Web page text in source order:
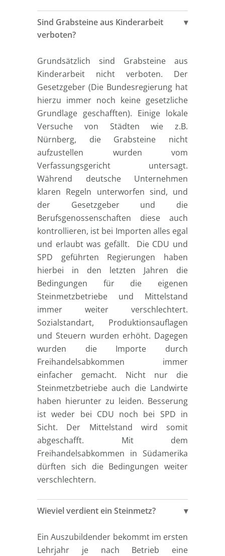
Sind Grabsteine aus Kinderarbeit
verboten?
Grundsätzlich sind Grabsteine aus
Kinderarbeit nicht verboten. Der
Gesetzgeber (Die Bundesregierung hat
hierzu immer noch keine gesetzliche
Grundlage geschafften). Einige lokale
Versuche von Städten wie z.B.
Nürnberg, die Grabsteine nicht
aufzustellen wurden vom
Verfassungsgericht untersagt.
Während deutsche Unternehmen
klaren Regeln unterworfen sind, und
der Gesetzgeber und die
Berufsgenossenschaften diese auch
kontrollieren, ist bei Importen alles egal
und erlaubt was gefällt. Die CDU und
SPD geführten Regierungen haben
hierbei in den letzten Jahren die
Bedingungen für die eigenen
Steinmetzbetriebe und Mittelstand
immer weiter verschlechtert.
Sozialstandart, Produktionsauflagen
und Steuern wurden erhöht. Dagegen
wurden die Importe durch
Freihandelsabkommen immer
einfacher gemacht. Nicht nur die
Steinmetzbetriebe auch die Landwirte
haben hierunter zu leiden. Besserung
ist weder bei CDU noch bei SPD in
Sicht. Der Mittelstand wird somit
abgeschafft. Mit dem
Freihandelsabkommen in Südamerika
dürften sich die Bedingungen weiter
verschlechtern.
Wieviel verdient ein Steinmetz?
Ein Auszubildender bekommt im ersten
Lehrjahr je nach Betrieb eine